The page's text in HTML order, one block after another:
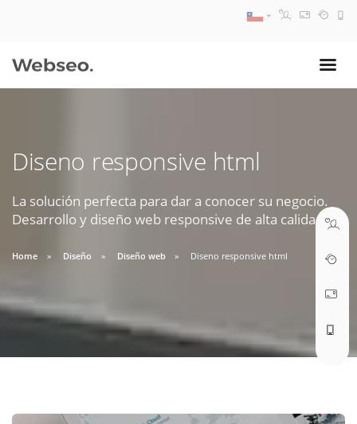
Diseno responsive html
La solución perfecta para dar a conocer su negocio.
Desarrollo y diseño web responsive de alta calidad.
Home Diseño Diseño web Diseno responsive html
09:30 AM A 18:30 PM
soporte@webseo.cl